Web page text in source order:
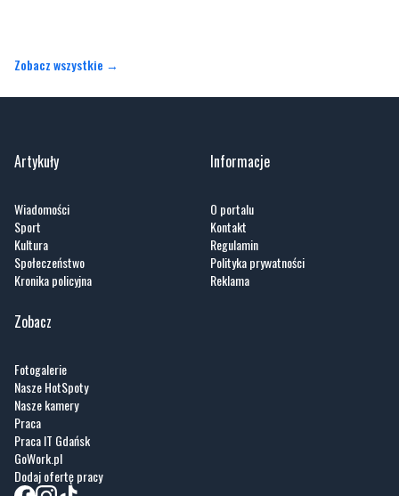
Zobacz wszystkie →
Artykuły
Wiadomości
Sport
Kultura
Społeczeństwo
Kronika policyjna
Informacje
O portalu
Kontakt
Regulamin
Polityka prywatności
Reklama
Zobacz
Fotogalerie
Nasze HotSpoty
Nasze kamery
Praca
Praca IT Gdańsk
GoWork.pl
Dodaj ofertę pracy